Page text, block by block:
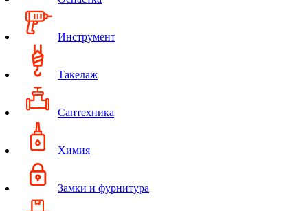
Инструмент
Такелаж
Сантехника
Химия
Замки и фурнитура